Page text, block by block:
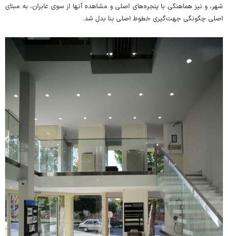
شهر، و نیز هماهنگی با پنجره‌های اصلی و مشاهده آنها از سوی عابران، به مبنای
اصلی چگونگی جهت‌گیری خطوط اصلی بنا بدل شد.